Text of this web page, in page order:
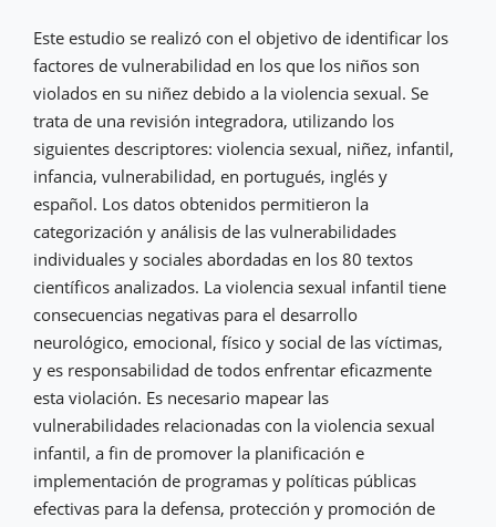
Este estudio se realizó con el objetivo de identificar los
factores de vulnerabilidad en los que los niños son
violados en su niñez debido a la violencia sexual. Se
trata de una revisión integradora, utilizando los
siguientes descriptores: violencia sexual, niñez, infantil,
infancia, vulnerabilidad, en portugués, inglés y
español. Los datos obtenidos permitieron la
categorización y análisis de las vulnerabilidades
individuales y sociales abordadas en los 80 textos
científicos analizados. La violencia sexual infantil tiene
consecuencias negativas para el desarrollo
neurológico, emocional, físico y social de las víctimas,
y es responsabilidad de todos enfrentar eficazmente
esta violación. Es necesario mapear las
vulnerabilidades relacionadas con la violencia sexual
infantil, a fin de promover la planificación e
implementación de programas y políticas públicas
efectivas para la defensa, protección y promoción de